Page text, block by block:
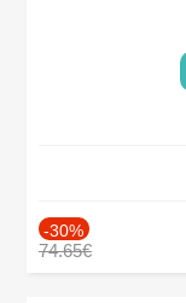
-30%
74.65€